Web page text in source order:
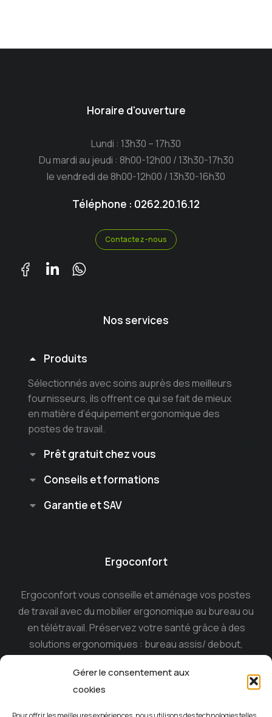
Gérer le consentement aux
cookies
Horaire d'ouverture
Lundi : 13h30 – 17h30
Du mardi au jeudi : 8h00-12h00 / 13h30-17h30
le vendredi de 8h00-12h00 / 13h30-16h30
Téléphone : 0262.20.16.12
Contactez-nous
Nos services
Produits
Sélectionnés avec soins auprès des meilleurs
fournisseurs, ils offrent ce qui se fait de mieux
en matière d’équipement ergonomique des
postes de travail.
Prêt gratuit chez vous
Conseils et formations
Garantie et SAV
Ergoconfort
Ergoconfort vous conseille et aménage vos postes
de travail avec du mobilier ergonomique au bureau ou
en télétravail. Préservez votre santé grâce à des
solutions ergonomiques : bureau assis/ debout,
ergonomique, casque anti-bruit…